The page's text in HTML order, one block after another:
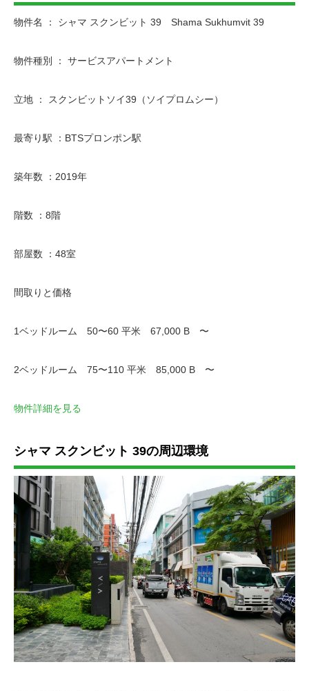
物件名 ： シャマ スクンビット 39 Shama Sukhumvit 39
物件種別 ： サービスアパートメント
立地 ： スクンビットソイ39（ソイプロムシー）
最寄り駅 ：BTSプロンポン駅
築年数 ：2019年
階数 ：8階
部屋数 ：48室
間取りと価格
1ベッドルーム 50〜60 平米 67,000 B 〜
2ベッドルーム 75〜110 平米 85,000 B 〜
物件詳細を見る
シャマ スクンビット 39の周辺環境